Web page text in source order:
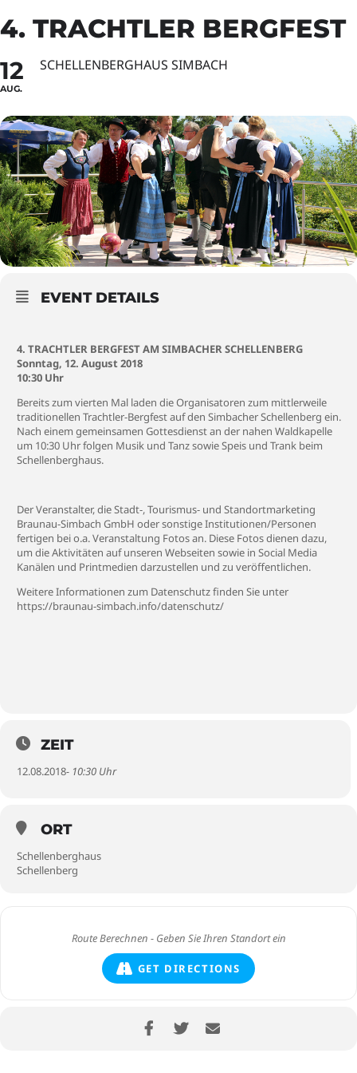
4. TRACHTLER BERGFEST
12
AUG.
SCHELLENBERGHAUS SIMBACH
EVENT DETAILS
4. TRACHTLER BERGFEST AM SIMBACHER SCHELLENBERG
Sonntag, 12. August 2018
10:30 Uhr
Bereits zum vierten Mal laden die Organisatoren zum mittlerweile
traditionellen Trachtler-Bergfest auf den Simbacher Schellenberg ein.
Nach einem gemeinsamen Gottesdienst an der nahen Waldkapelle
um 10:30 Uhr folgen Musik und Tanz sowie Speis und Trank beim
Schellenberghaus.
Der Veranstalter, die Stadt-, Tourismus- und Standortmarketing
Braunau-Simbach GmbH oder sonstige Institutionen/Personen
fertigen bei o.a. Veranstaltung Fotos an. Diese Fotos dienen dazu,
um die Aktivitäten auf unseren Webseiten sowie in Social Media
Kanälen und Printmedien darzustellen und zu veröffentlichen.
Weitere Informationen zum Datenschutz finden Sie unter
https://braunau-simbach.info/datenschutz/
ZEIT
12.08.2018- 10:30 Uhr
ORT
Schellenberghaus
Schellenberg
GET DIRECTIONS